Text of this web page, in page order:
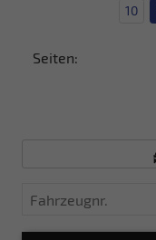
10
Seiten:
Fahrzeugnr.